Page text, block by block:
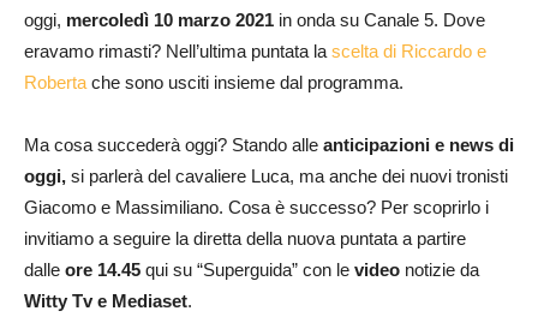
oggi, mercoledì 10 marzo 2021 in onda su Canale 5. Dove
eravamo rimasti? Nell’ultima puntata la scelta di Riccardo e
Roberta che sono usciti insieme dal programma.
Ma cosa succederà oggi? Stando alle anticipazioni e news di
oggi, si parlerà del cavaliere Luca, ma anche dei nuovi tronisti
Giacomo e Massimiliano. Cosa è successo? Per scoprirlo i
invitiamo a seguire la diretta della nuova puntata a partire
dalle ore 14.45 qui su “Superguida” con le video notizie da
Witty Tv e Mediaset.